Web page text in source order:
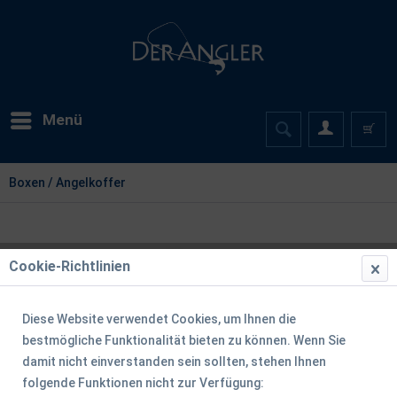
Menü
Boxen / Angelkoffer
Cookie-Richtlinien
Diese Website verwendet Cookies, um Ihnen die
bestmögliche Funktionalität bieten zu können. Wenn Sie
damit nicht einverstanden sein sollten, stehen Ihnen
folgende Funktionen nicht zur Verfügung: